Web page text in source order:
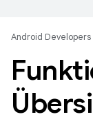
Android Developers